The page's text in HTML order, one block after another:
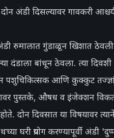
दोन अंडी दिसल्यावर गावकरी
रुमालात गुंडाळून खिशात
दंडाला बांधून ठेवला. त्या दिवशी
पशुचिकित्सक आणि कुक्कुट
पुस्तके, औषध व इंजेक्शन विकत
दोन दिवसात या विषयावर
घरी प्रयोग करण्यापूर्वी